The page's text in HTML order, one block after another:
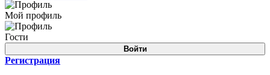
Мой профиль
Гости
Войти
Регистрация